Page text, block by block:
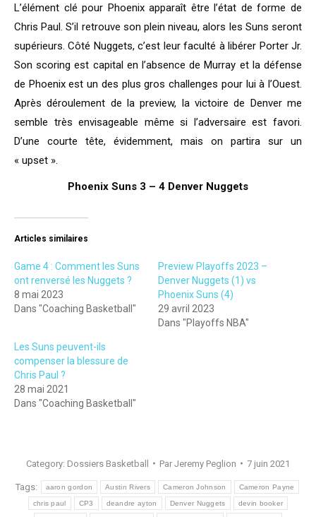
L’élément clé pour Phoenix apparaît être l’état de forme de
Chris Paul. S’il retrouve son plein niveau, alors les Suns seront
supérieurs. Côté Nuggets, c’est leur faculté à libérer Porter Jr.
Son scoring est capital en l’absence de Murray et la défense
de Phoenix est un des plus gros challenges pour lui à l’Ouest.
Après déroulement de la preview, la victoire de Denver me
semble très envisageable même si l’adversaire est favori.
D’une courte tête, évidemment, mais on partira sur un
« upset ».
Phoenix Suns 3 – 4 Denver Nuggets
Articles similaires
Game 4 : Comment les Suns
ont renversé les Nuggets ?
8 mai 2023
Dans "Coaching Basketball"
Preview Playoffs 2023 –
Denver Nuggets (1) vs
Phoenix Suns (4)
29 avril 2023
Dans "Playoffs NBA"
Les Suns peuvent-ils
compenser la blessure de
Chris Paul ?
28 mai 2021
Dans "Coaching Basketball"
Category: Dossiers Basketball Par Jeremy Peglion 7 juin 2021
Tags: aaron gordon Austin Rivers Cameron Johnson Cameron Payne
chris paul CP3 deandre ayton Denver Nuggets devin booker